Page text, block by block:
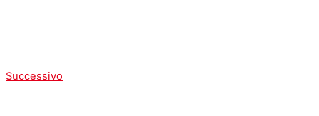
Successivo